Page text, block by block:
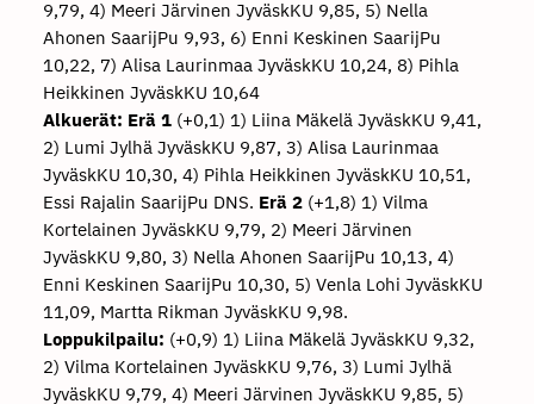
9,79, 4) Meeri Järvinen JyväskKU 9,85, 5) Nella
Ahonen SaarijPu 9,93, 6) Enni Keskinen SaarijPu
10,22, 7) Alisa Laurinmaa JyväskKU 10,24, 8) Pihla
Heikkinen JyväskKU 10,64
Alkuerät: Erä 1(+0,1) 1) Liina Mäkelä JyväskKU 9,41,
2) Lumi Jylhä JyväskKU 9,87, 3) Alisa Laurinmaa
JyväskKU 10,30, 4) Pihla Heikkinen JyväskKU 10,51,
Essi Rajalin SaarijPu DNS. Erä 2(+1,8) 1) Vilma
Kortelainen JyväskKU 9,79, 2) Meeri Järvinen
JyväskKU 9,80, 3) Nella Ahonen SaarijPu 10,13, 4)
Enni Keskinen SaarijPu 10,30, 5) Venla Lohi JyväskKU
11,09, Martta Rikman JyväskKU 9,98.
Loppukilpailu: (+0,9) 1) Liina Mäkelä JyväskKU 9,32,
2) Vilma Kortelainen JyväskKU 9,76, 3) Lumi Jylhä
JyväskKU 9,79, 4) Meeri Järvinen JyväskKU 9,85, 5)